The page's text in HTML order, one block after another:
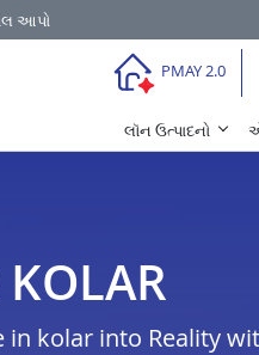
આપો
PMAY 2.0
લૉન ઉત્પાદનો
kolar into Reality